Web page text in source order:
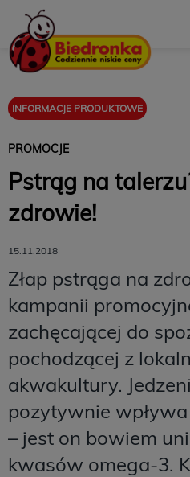
INFORMACJE PRODUKTOWE
PROMOCJE
Pstrąg na
zdrowie!
15.11.2018
Złap pstrąga na
kampanii
zachęcającej do
pochodzącej z
akwakultury.
pozytywnie
– jest on bowiem
kwasów omega-3.